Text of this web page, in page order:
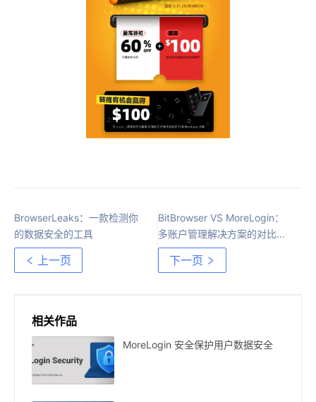
BrowserLeaks：一款检测你
的数据安全的工具
上一页
BitBrowser VS MoreLogin：
多账户管理解决方案的对比分
析
下一页
相关作品
MoreLogin 安全保护用户数据安全